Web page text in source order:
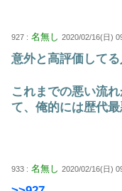
927 : 名無し 2020/02/16(日)
意外と高評価して
これまでの悪い流
て、俺的には歴代
933 : 名無し 2020/02/16(日)